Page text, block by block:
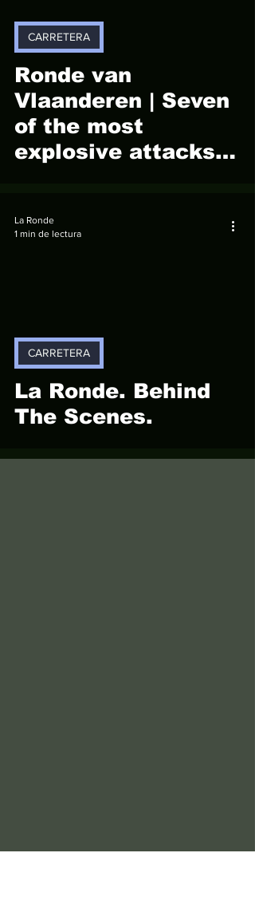
Ronde van
Vlaanderen | Seven
of the most
explosive attacks
CARRETERA
La Ronde. Behind
The Scenes.
CARRETERA
La Ronde
1 min de lectura